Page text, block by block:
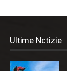
Ultime Notizie